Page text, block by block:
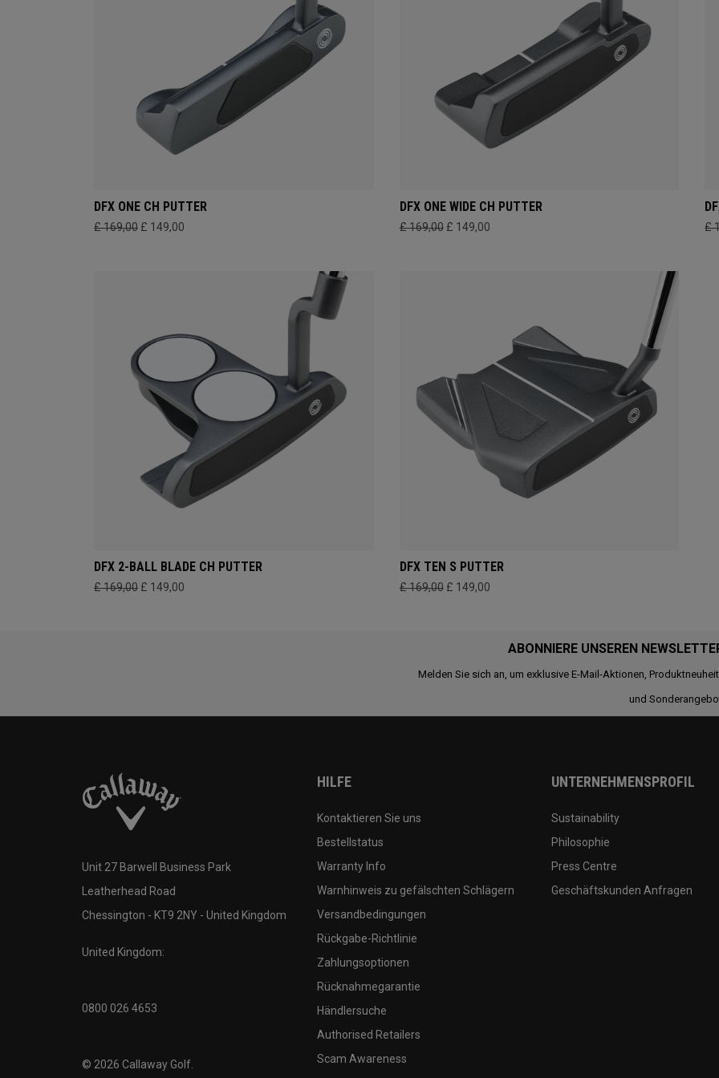
DFX ONE CH PUTTER
£ 169,00 £ 149,00
DFX ONE WIDE CH PUTTER
£ 169,00 £ 149,00 £
DFX 2-BALL BLADE CH PUTTER
£ 169,00 £ 149,00
DFX TEN S PUTTER
£ 169,00 £ 149,00
ABONNIERE UNSEREN
Melden Sie sich an, um exklusive E-Mail-Aktionen,
und
Unit 27 Barwell Business Park
Leatherhead Road
Chessington - KT9 2NY - United Kingdom
United Kingdom:
0800 026 4653
© 2026 Callaway Golf.
HILFE
Kontaktieren Sie uns
Bestellstatus
Warranty Info
Warnhinweis zu gefälschten Schlägern
Versandbedingungen
Rückgabe-Richtlinie
Zahlungsoptionen
Rücknahmegarantie
Händlersuche
Authorised Retailers
Scam Awareness
UNTERNEHMENSPROFIL
Sustainability
Philosophie
Press Centre
Geschäftskunden Anfragen